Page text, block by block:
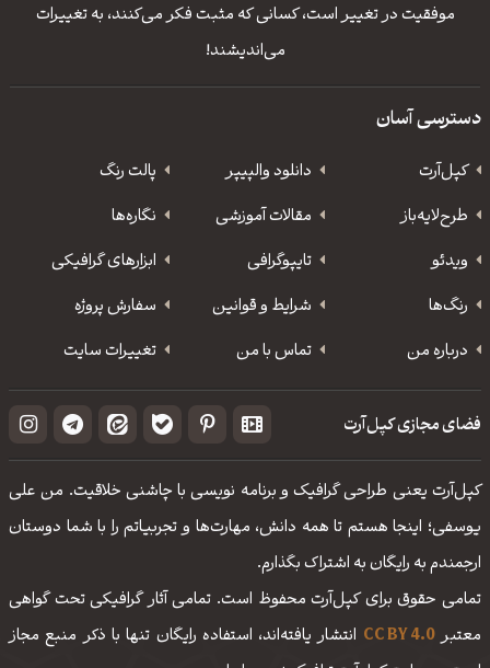
موفقیت در تغییر است،‌ كسانی كه مثبت فكر می‌كنند،‌ به تغییرات
می‌اندیشند!
دسترسی آسان
کپل‌آرت دانلود‌ والپیپر
پالت رنگ
طرح‌لایه‌باز
مقالات آموزشی
نگاره‌ها
ویدئو
‌تایپوگرافی
ابزارهای گرافیکی
رنگ‌ها
شرایط و قوانین
سفارش پروژه
درباره من
تماس با من تغییرات سایت
فضای مجازی کپل‌آرت
کپل‌آرت یعنی طراحی گرافیک و برنامه نویسی با چاشنی خلاقیت. من علی
یوسفی؛ اینجا هستم تا همه دانش، مهارت‌‌ها و تجربیاتم را با شما دوستان
ارجمندم به رایگان به اشتراک بگذارم.
تمامی حقوق برای کپل‌آرت محفوظ است. تمامی آثار گرافیکی تحت گواهی
معتبرCC BY 4.0 انتشار یافته‌اند، استفاده رایگان تنها با ذکر منبع مجاز